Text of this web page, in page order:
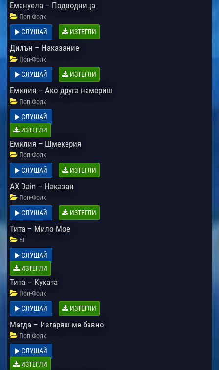
Емануела – Подводница
Поп-Фолк
СЛУШАЙ
ИЗТЕГЛИ
Дилън – Наказание
Поп-Фолк
СЛУШАЙ
ИЗТЕГЛИ
Емилия – Ако друга намериш
Поп-Фолк
СЛУШАЙ
ИЗТЕГЛИ
Емилия – Шмекерия
Поп-Фолк
СЛУШАЙ
ИЗТЕГЛИ
AX Dain – Наказан
Поп-Фолк
СЛУШАЙ
ИЗТЕГЛИ
Тита – Мило Мое
БГ
СЛУШАЙ
ИЗТЕГЛИ
Тита – Куката
Поп-Фолк
СЛУШАЙ
ИЗТЕГЛИ
Магда – Изгаряш ме бавно
Поп-Фолк
СЛУШАЙ
ИЗТЕГЛИ